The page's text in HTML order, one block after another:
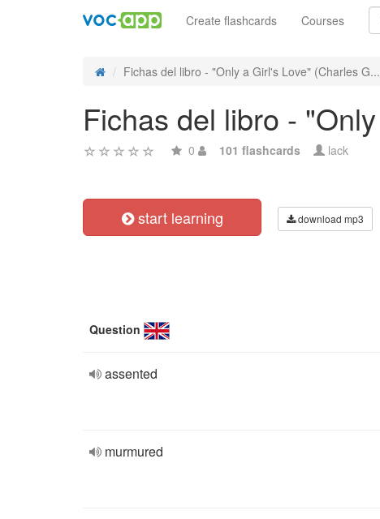
Create flashcards Courses
Fichas del libro - "Only a Girl's Love" (Charles G...
Fichas del libro -
0 101 flashcards lack
start learning download mp3
Question
assented
murmured